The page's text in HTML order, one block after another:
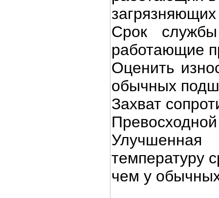
Срок
работающие
Оценить
обычных
Захват
температуру
чем у